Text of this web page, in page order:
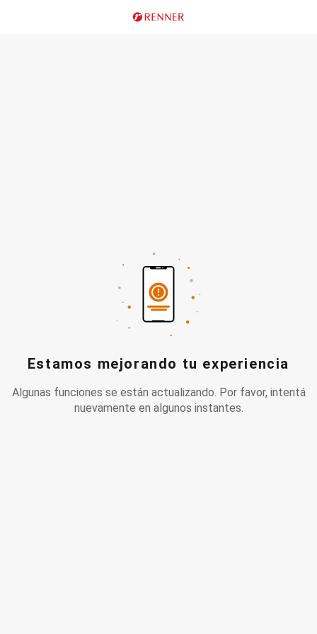
Estamos mejorando tu experiencia
Algunas funciones se están actualizando. Por favor, intentá
nuevamente en algunos instantes.